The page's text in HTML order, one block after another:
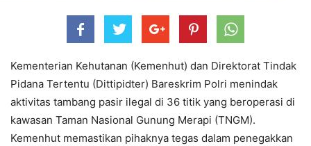
Kementerian Kehutanan (Kemenhut) dan Direktorat Tindak
Pidana Tertentu (Dittipidter) Bareskrim Polri menindak
aktivitas tambang pasir ilegal di 36 titik yang beroperasi di
kawasan Taman Nasional Gunung Merapi (TNGM).
Kemenhut memastikan pihaknya tegas dalam penegakkan